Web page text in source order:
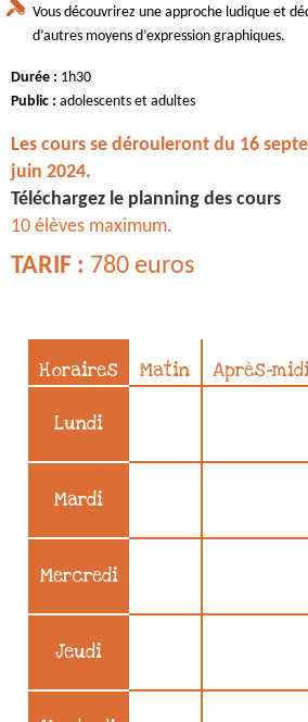
Vous découvrirez une approche ludique et
d’autres moyens d’expression graphiques.
Durée : 1h30
Public : adolescents et adultes
Les cours se dérouleront du 16
juin 2024.
Téléchargez le planning des cours
10 élèves maximum.
TARIF : 780 euros
Horaires Matin Après-
Lundi
Mardi
Mercredi
Jeudi